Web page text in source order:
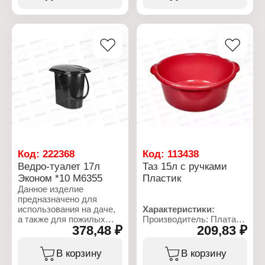
Код: 222368
Ведро-туалет 17л
Эконом *10 М6355
Данное изделие
предназначено для
использования на даче,
а также для пожилых
людей. Устойчивое и
высокое ведро удобно в
использовании. Ведро-
туалет имеет
378,48 ₽
В корзину
Код: 113438
Таз 15л с ручками
Пластик
Характеристики:
Производитель: Платар
Особенность: с ручками
Цвет: красный
209,83 ₽
В корзину